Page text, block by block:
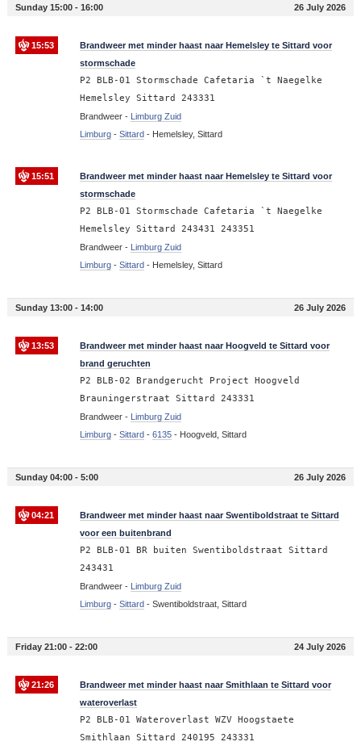
Sunday 15:00 - 16:00 26 July 2026
15:53
Brandweer met minder haast naar Hemelsley te Sittard voor
stormschade
P2 BLB-01 Stormschade Cafetaria `t Naegelke
Hemelsley Sittard 243331
Brandweer - Limburg Zuid
Limburg- Sittard- Hemelsley, Sittard
15:51
Brandweer met minder haast naar Hemelsley te Sittard voor
stormschade
P2 BLB-01 Stormschade Cafetaria `t Naegelke
Hemelsley Sittard 243431 243351
Brandweer - Limburg Zuid
Limburg- Sittard- Hemelsley, Sittard
Sunday 13:00 - 14:00 26 July 2026
13:53
Brandweer met minder haast naar Hoogveld te Sittard voor
brand geruchten
P2 BLB-02 Brandgerucht Project Hoogveld
Brauningerstraat Sittard 243331
Brandweer - Limburg Zuid
Limburg- Sittard- 6135- Hoogveld, Sittard
Sunday 04:00 - 5:00 26 July 2026
04:21
Brandweer met minder haast naar Swentiboldstraat te Sittard
voor een buitenbrand
P2 BLB-01 BR buiten Swentiboldstraat Sittard
243431
Brandweer - Limburg Zuid
Limburg- Sittard- Swentiboldstraat, Sittard
Friday 21:00 - 22:00 24 July 2026
21:26
Brandweer met minder haast naar Smithlaan te Sittard voor
wateroverlast
P2 BLB-01 Wateroverlast WZV Hoogstaete
Smithlaan Sittard 240195 243331